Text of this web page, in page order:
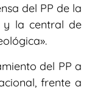
del PP de la
y la central de
del PP a
frente a